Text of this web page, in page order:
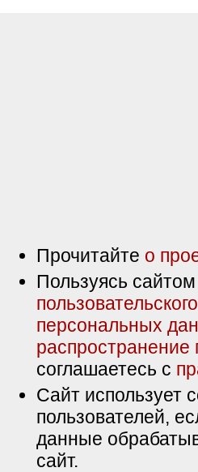
Прочитайте о
Пользуясь
персональных
соглашаетесь с
Сайт использует
пользователей,
данные
сайт.